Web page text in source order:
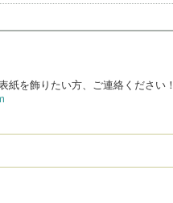
紙を飾りたい方、ご連絡ください！